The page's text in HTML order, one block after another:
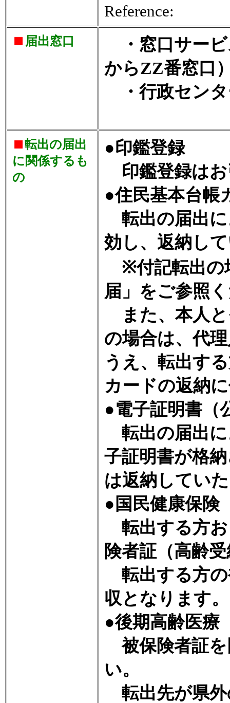
Reference:
届出窓口
・窓口サー
からZZ番窓口
・行政セン
転出の届出
に関係するも
の
●印鑑登録
印鑑登録はお
●住民基本台帳
転出の届出に
効し、返納し
※付記転出の
届」をご参照
また、本人と
の場合は、代
うえ、転出す
カードの返納
●電子証明書（
転出の届出に
子証明書が格
は返納してい
●国民健康保険
転出する方お
険者証（高齢
転出する方の
収となります。
●後期高齢医療
被保険者証を
い。
転出先が県外